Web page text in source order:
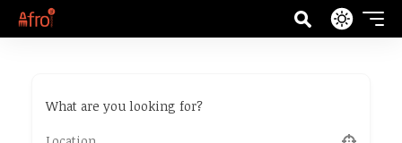
What are you looking for?